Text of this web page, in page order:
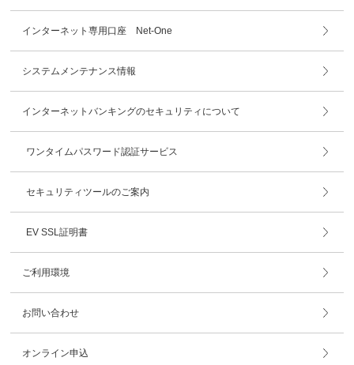
インターネット専用口座 Net-One
システムメンテナンス情報
インターネットバンキングのセキュリティについて
ワンタイムパスワード認証サービス
セキュリティツールのご案内
EV SSL証明書
ご利用環境
お問い合わせ
オンライン申込